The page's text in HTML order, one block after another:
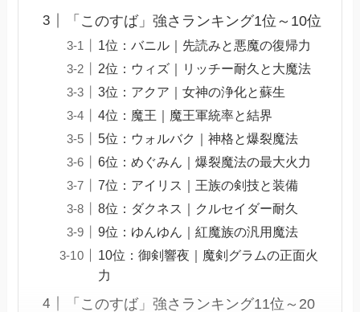
「このすば」強さランキング1位～10位
1位：バニル｜先読みと悪魔の復帰力
2位：ウィズ｜リッチー耐久と大魔法
3位：アクア｜女神の浄化と蘇生
4位：魔王｜魔王軍統率と結界
5位：ウォルバク｜神格と爆裂魔法
6位：めぐみん｜爆裂魔法の最大火力
7位：アイリス｜王族の剣技と装備
8位：ダクネス｜クルセイダー耐久
9位：ゆんゆん｜紅魔族の汎用魔法
10位：御剣響夜｜魔剣グラムの正面火
力
「このすば」強さランキング11位～20